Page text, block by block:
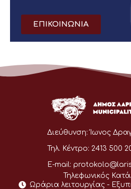
ΕΠΙΚΟΙΝΩΝΙΑ
Διεύθυνση: Ίωνος
Τηλ. Κέντρο: 2413 500
E-mail:
Τηλεφωνικός
Ωράρια λειτουργίας -